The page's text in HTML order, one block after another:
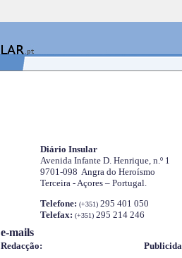
Diário Insular
Avenida Infante D. Henrique, n.º 1
9701-098 Angra do Heroísmo
Terceira - Açores – Portugal.
Telefone: (+351) 295 401 050
Telefax: (+351) 295 214 246
e-mails
Redacção: